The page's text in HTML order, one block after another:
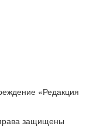
«Редакция
защищены